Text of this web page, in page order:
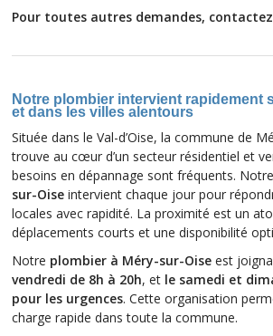
Pour toutes autres demandes,
Notre plombier intervient rapidement
et dans les villes alentours
Située dans le Val-d’Oise, la commune de
trouve au cœur d’un secteur résidentiel et
besoins en dépannage sont fréquents. Notre
sur-Oise intervient chaque jour pour
locales avec rapidité. La proximité est un
déplacements courts et une disponibilité
Notre plombier à Méry-sur-Oise est
vendredi de 8h à 20h, et le samedi et
pour les urgences. Cette organisation
charge rapide dans toute la commune.